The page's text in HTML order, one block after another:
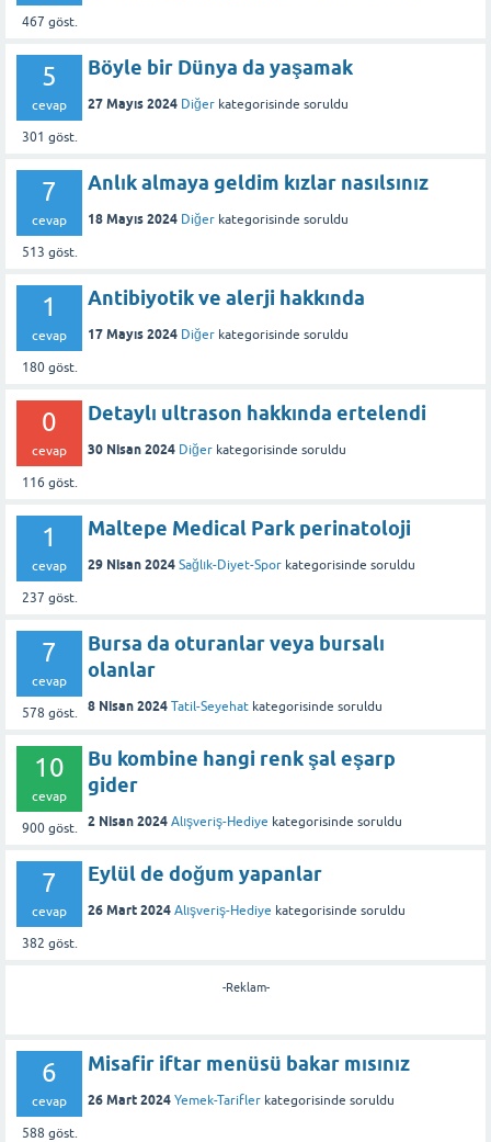
467 göst.
5
cevap
301 göst.
Böyle bir Dünya da yaşamak
27 Mayıs 2024 Diğer kategorisinde soruldu
7
cevap
513 göst.
Anlık almaya geldim kızlar nasılsınız
18 Mayıs 2024 Diğer kategorisinde soruldu
1
cevap
180göst.
Antibiyotik ve alerji hakkında
17 Mayıs 2024 Diğer kategorisinde soruldu
0
cevap
116 göst.
Detaylı ultrason hakkında ertelendi
30 Nisan 2024 Diğer kategorisinde soruldu
1
cevap
237 göst.
Maltepe Medical Park perinatoloji
29 Nisan 2024 Sağlık-Diyet-Spor kategorisinde soruldu
7
cevap
578 göst.
Bursa da oturanlar veya bursalı
olanlar
8 Nisan 2024 Tatil-Seyehat kategorisinde soruldu
10
cevap
900göst.
Bu kombine hangi renk şal eşarp
gider
2 Nisan 2024 Alışveriş-Hediye kategorisinde soruldu
7
cevap
382 göst.
Eylül de doğum yapanlar
26 Mart 2024 Alışveriş-Hediye kategorisinde soruldu
-Reklam-
6
cevap
588 göst.
Misafir iftar menüsü bakar mısınız
26 Mart 2024 Yemek-Tarifler kategorisinde soruldu